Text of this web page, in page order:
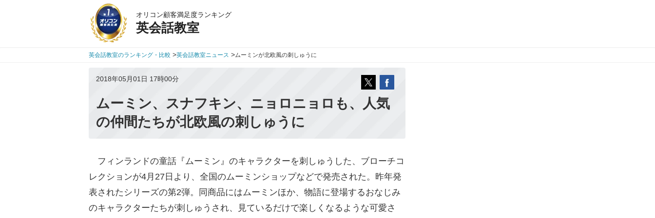
オリコン顧客満足度ランキング
英会話教室
英会話教室のランキング・比較 >英会話教室ニュース >ムーミンが北欧風の刺しゅうに
2018年05月01日 17時00分
ムーミン、スナフキン、ニョロニョロも、人気
の仲間たちが北欧風の刺しゅうに
フィンランドの童話『ムーミン』のキャラクターを刺しゅうした、ブローチコ
レクションが4月27日より、全国のムーミンショップなどで発売された。昨年発
表されたシリーズの第2弾。同商品にはムーミンほか、物語に登場するおなじみ
のキャラクターたちが刺しゅうされ、見ているだけで楽しくなるような可愛さ